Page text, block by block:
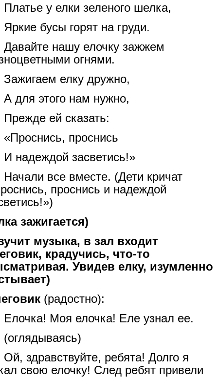
Платье у елки зеленого шелка,
Яркие бусы горят на груди.
Давайте нашу елочку зажжем
огнями.
Зажигаем елку дружно,
А для этого нам нужно,
Прежде ей сказать:
«Проснись, проснись
И надеждой засветись!»
Начали все вместе. (Дети кричат
проснись и надеждой
зажигается)
музыка, в зал входит
крадучись, что-то
Увидев елку, изумленно
(радостно):
Елочка! Моя елочка! Еле узнал ее.
(оглядываясь)
Ой, здравствуйте, ребята! Долго я
свою елочку! След ребят привели